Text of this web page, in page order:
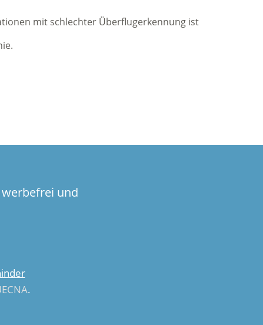
mit schlechter Überflugerkennung ist
und
.